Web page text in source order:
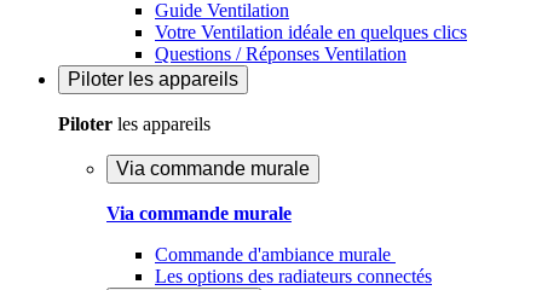
Guide Ventilation
Votre Ventilation idéale en quelques clics
Questions / Réponses Ventilation
Piloter les appareils
Piloter les appareils
Via commande murale
Via commande murale
Commande d'ambiance murale
Les options des radiateurs connectés